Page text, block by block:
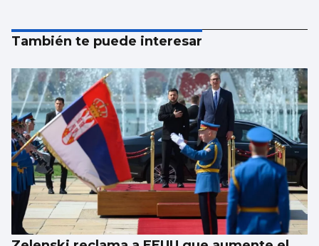
También te puede interesar